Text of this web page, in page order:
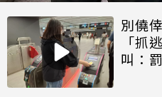
別僥
「抓
叫：